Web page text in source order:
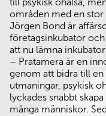
områden med en
Jörgen Bond är
företagsinkubator
att nu lämna
– Pratamera är en
genom att bidra till en
utmaningar, psykisk
lyckades snabbt
många människor.